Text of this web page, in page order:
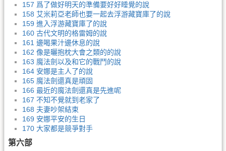
157 爲了做好明天的準備要好好睡覺的說
158 艾米莉亞老師也要一起去浮游藏寶庫了的說
159 進入浮游藏寶庫了的說
160 古代文明的格雷姆的說
161 邊喝果汁邊休息的說
162 像是曬抱枕大會之類的的說
163 魔法劍以及和它的戰鬥的說
164 安娜是主人了的說
165 魔法劍還真是頑固
166 最近的魔法劍還真是先進呢
167 不知不覺就到老家了
168 夫妻吵架結束
169 安娜平安的生日
170 大家都是競爭對手
第六部